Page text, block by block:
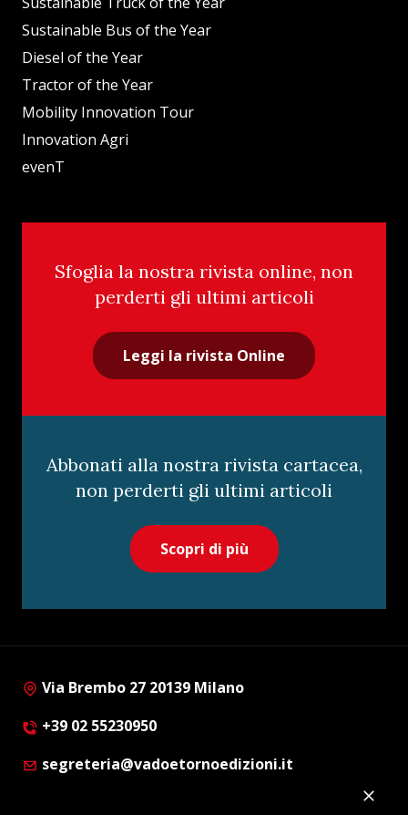
Sustainable Bus of the Year
Diesel of the Year
Tractor of the Year
Mobility Innovation Tour
Innovation Agri
evenT
Sfoglia la nostra rivista online, non
perderti gli ultimi articoli
Leggi la rivista Online
Abbonati alla nostra rivista cartacea,
non perderti gli ultimi articoli
Scopri di più
Via Brembo 27 20139 Milano
+39 02 55230950
segreteria@vadoetornoedizioni.it